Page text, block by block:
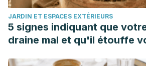
híbridos de maíz blanco cultivados
[Internet]. 2010 Dic [citado 2020
404. Disponible en: http://
script=sci_arttext&pid=S0004-
06222010000400012&lng=es.
JARDIN ET ESPACES EXTÉRIEURS
5 signes indiquant que
draine mal et qu'il étouffe